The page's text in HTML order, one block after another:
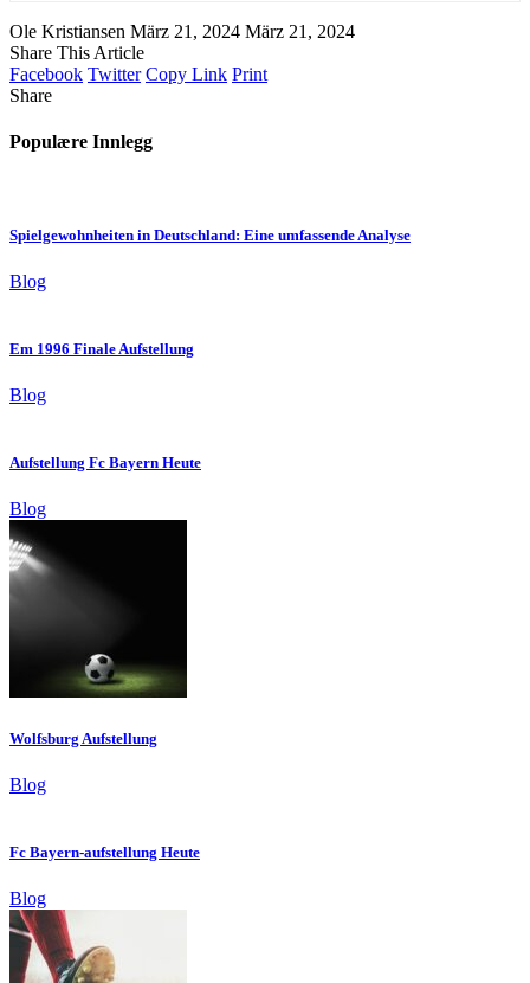
Ole Kristiansen März 21, 2024 März 21, 2024
Share This Article
Facebook Twitter Copy Link Print
Share
Populære Innlegg
Spielgewohnheiten in Deutschland: Eine umfassende Analyse
Blog
Em 1996 Finale Aufstellung
Blog
Aufstellung Fc Bayern Heute
Blog
Wolfsburg Aufstellung
Blog
Fc Bayern-aufstellung Heute
Blog